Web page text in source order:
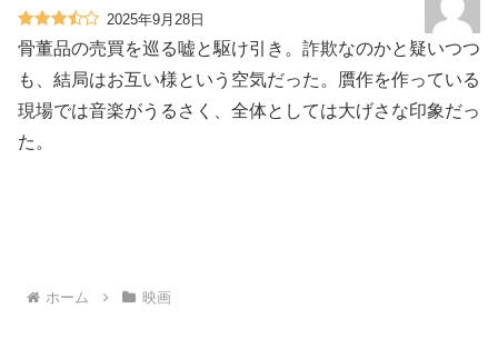
2025年9月28日
骨董品の売買を巡る嘘と駆け引き。詐欺なのかと疑いつつ
も、結局はお互い様という空気だった。贋作を作っている
現場では音楽がうるさく、全体としては大げさな印象だっ
た。
ホーム 映画